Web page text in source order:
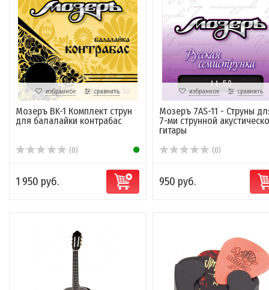
избранное сравнить
Мозеръ BK-1 Комплект струн
для балалайки контрабас
(0)
1 950 руб.
избранное сравнить
Мозеръ 7AS-11 - Струны
7-ми струнной
гитары
(0)
950 руб.